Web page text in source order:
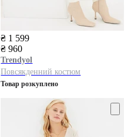
₴ 1 599
₴ 960
Trendyol
Повсякденний костюм
Товар розкуплено